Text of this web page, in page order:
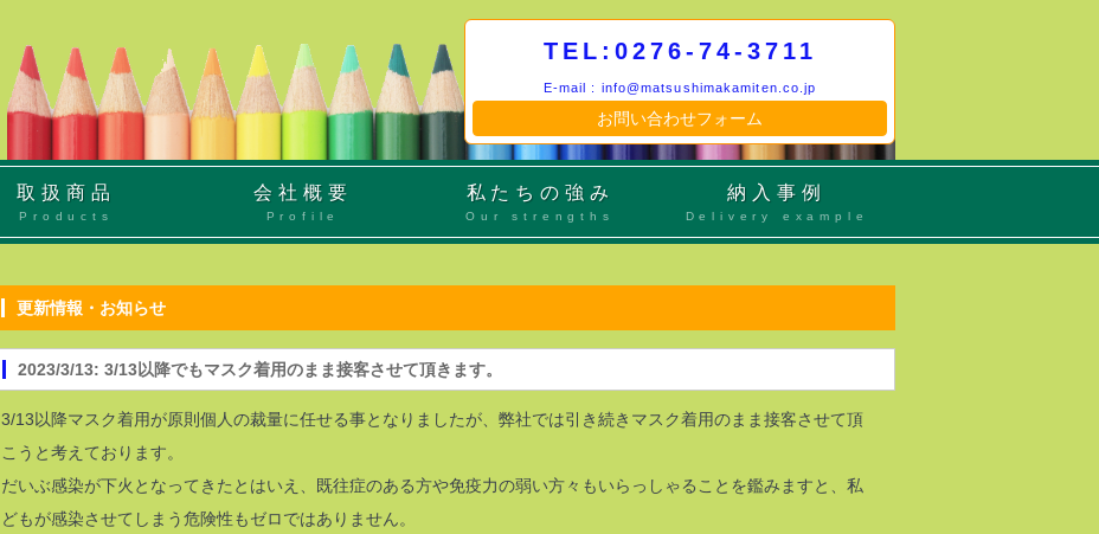
TEL:0276-74-3711
E-mail : info@matsushimakamiten.co.jp
お問い合わせフォーム
取扱商品
Products
会社概要
Profile
私たちの強み
Our strengths
納入事例
Delivery example
更新情報・お知らせ
2023/3/13: 3/13以降でもマスク着用のまま接客させて頂きます。
3/13以降マスク着用が原則個人の裁量に任せる事となりましたが、弊社では引き続きマスク着用のまま接客させて頂
こうと考えております。
だいぶ感染が下火となってきたとはいえ、既往症のある方や免疫力の弱い方々もいらっしゃることを鑑みますと、私
どもが感染させてしまう危険性もゼロではありません。